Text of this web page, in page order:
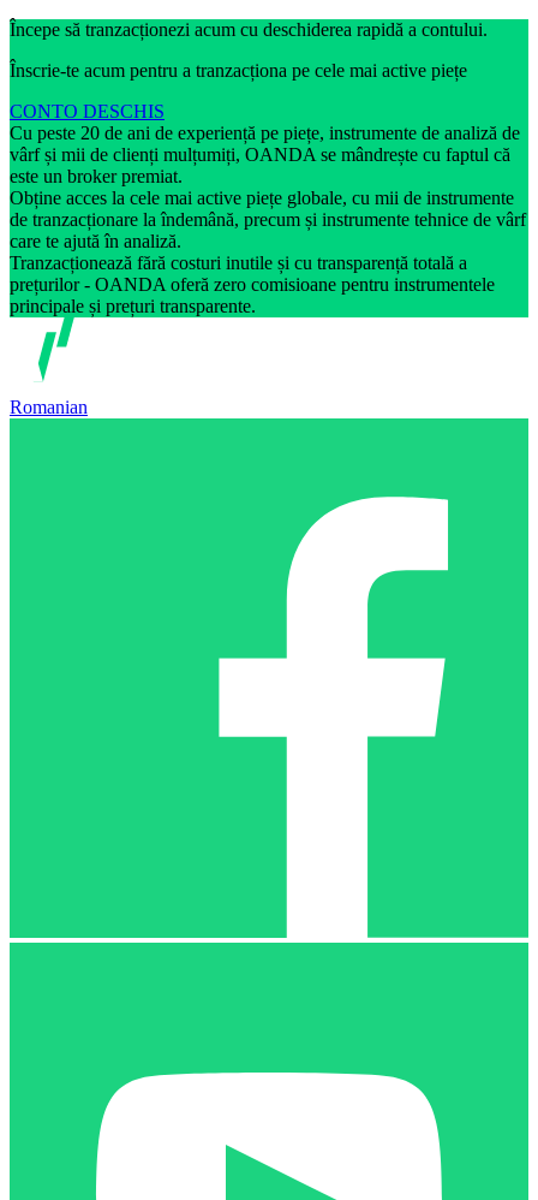
Începe să tranzacționezi acum cu deschiderea rapidă a contului.
Înscrie-te acum pentru a tranzacționa pe cele mai active piețe
CONTO DESCHIS
Cu peste 20 de ani de experiență pe piețe, instrumente de analiză de
vârf și mii de clienți mulțumiți, OANDA se mândrește cu faptul că
este un broker premiat.
Obține acces la cele mai active piețe globale, cu mii de instrumente
de tranzacționare la îndemână, precum și instrumente tehnice de vârf
care te ajută în analiză.
Tranzacționează fără costuri inutile și cu transparență totală a
prețurilor - OANDA oferă zero comisioane pentru instrumentele
principale și prețuri transparente.
Romanian